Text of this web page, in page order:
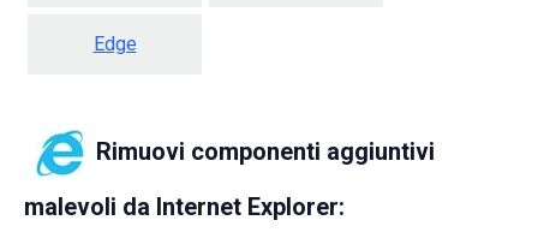
Edge
Rimuovi componenti aggiuntivi
malevoli da Internet Explorer: